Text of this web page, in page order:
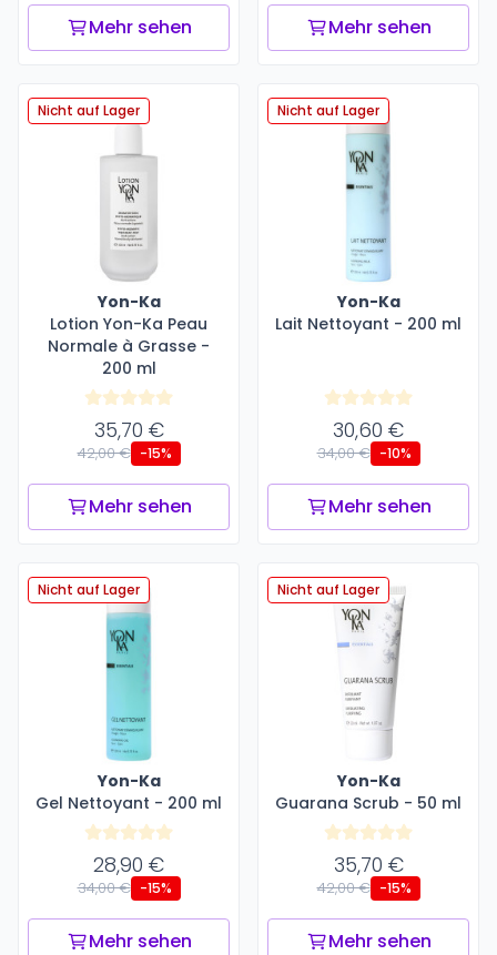
Mehr sehen Mehr sehen
Nicht auf Lager
Yon-Ka
Lotion Yon-Ka Peau
Normale à Grasse -
200 ml
35,70 €
42,00 € -15%
Mehr sehen
Nicht auf Lager
Yon-Ka
Lait Nettoyant - 200 ml
30,60 €
34,00 € -10%
Mehr sehen
Nicht auf Lager
Yon-Ka
Gel Nettoyant - 200 ml
28,90 €
34,00 € -15%
Mehr sehen
Nicht auf Lager
Yon-Ka
Guarana Scrub - 50 ml
35,70 €
42,00 € -15%
Mehr sehen